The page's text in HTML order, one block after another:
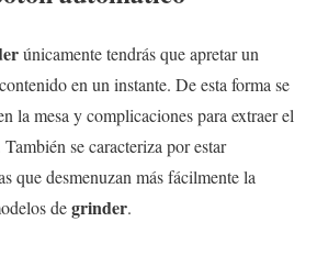
únicamente tendrás que apretar un
en un instante. De esta forma se
la mesa y complicaciones para extraer el
También se caracteriza por estar
que desmenuzan más fácilmente la
degrinder.